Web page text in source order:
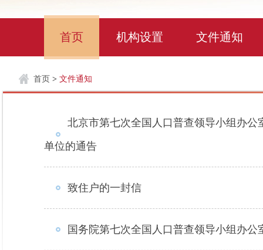
首页 机构设置 文件通知
首页 > 文件通知
北京市第七次全国人口普查领导小组办
单位的通告
致住户的一封信
国务院第七次全国人口普查领导小组办公